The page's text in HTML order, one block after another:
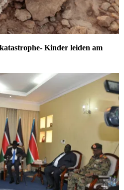
Kinder leiden am